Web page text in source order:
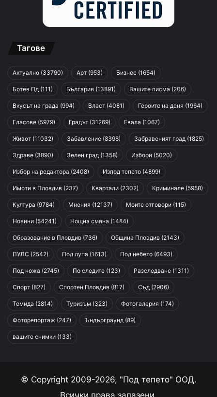
Тагове
Актуално (33790) Арт (953) Бизнес (1654)
Ботев Пд (111) България (13891) Вашите писма (206)
Вкусът на града (994) Власт (4081) Героите на деня (1964)
Гласове (5979) Градът (31269) Евала (1067)
Живот (11032) Забавление (8398) Забравеният град (1825)
Здраве (3890) Зелен град (1358) Избори (5020)
Избор на редактора (2408) Изпод тепето (4899)
Имоти в Пловдив (237) Квартали (2302) Криминале (5958)
Култура (9784) Мнения (12137) Моите отговори (115)
Новини (54241) Нощна смяна (1484)
Образование в Пловдив (736) Община Пловдив (2143)
ПУЛС (2542) Под лупа (1613) Под небето (6493)
Под ножа (2745) По следите (123) Разследване (1311)
Спорт (827) Спортен Пловдив (817) Съд (2906)
Темида (2814) Туризъм (323) Фотогалерия (174)
Фоторепортаж (247) Ъндърграунд (89)
вашите снимки (133)
© Copyright 2009-2026, "Под тепето" ООД.
Всички права запазени.